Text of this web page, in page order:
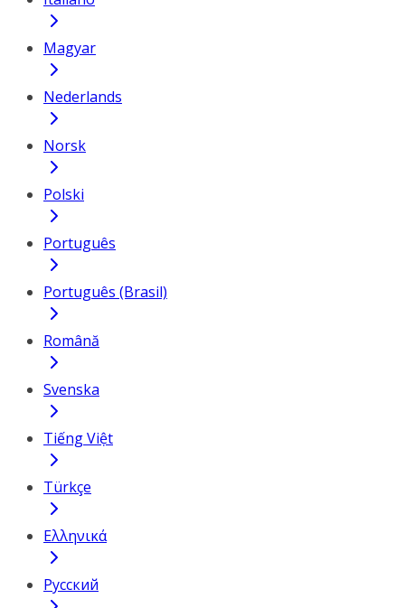
Magyar
Nederlands
Norsk
Polski
Português
Português (Brasil)
Română
Svenska
Tiếng Việt
Türkçe
Ελληνικά
Русский